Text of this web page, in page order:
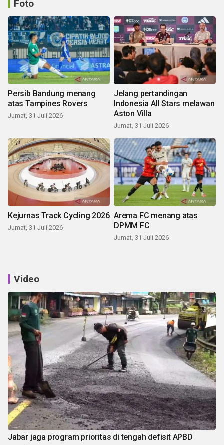
Foto
Persib Bandung menang
atas Tampines Rovers
Jumat, 31 Juli 2026
Jelang pertandingan
Indonesia All Stars melawan
Aston Villa
Jumat, 31 Juli 2026
Kejurnas Track Cycling 2026
Jumat, 31 Juli 2026
Arema FC menang atas
DPMM FC
Jumat, 31 Juli 2026
Video
Jabar jaga program prioritas di tengah defisit APBD